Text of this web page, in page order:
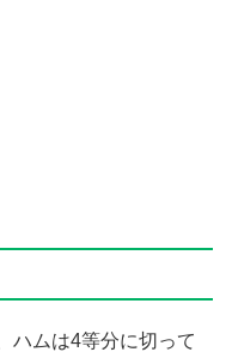
ハムは4等分に切って